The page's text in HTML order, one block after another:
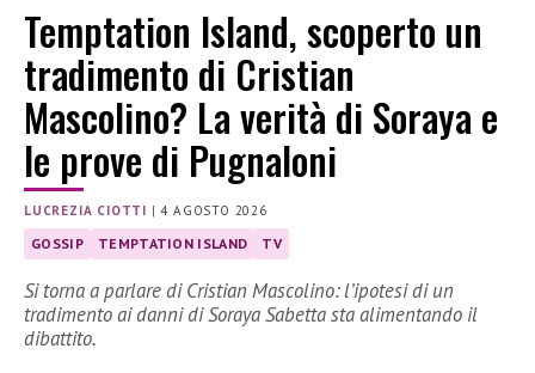
Temptation Island, scoperto un
tradimento di Cristian
Mascolino? La verità di Soraya e
le prove di Pugnaloni
LUCREZIA CIOTTI |4 AGOSTO 2026
GOSSIP TEMPTATION ISLAND TV
Si torna a parlare di Cristian Mascolino: l’ipotesi di un
tradimento ai danni di Soraya Sabetta sta alimentando il
dibattito.